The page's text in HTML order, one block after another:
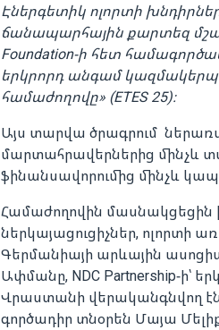
Էներգետիկ ոլորտի
ճանապարհային քարտեզ
Foundation-ի հետ
երկրորդ անգամ
համաժողովը» (ETES 25)։
Այս տարվա ծրագրում
մարտահրավերներից մինչև
ֆինանսավորումից մինչև
Համաժողովին
ներկայացուցիչներ, ոլորտի
Գերմանիայի արևային
Ափմանը, NDC Partnership-ի՝
Վրաստանի վերականգնվող
գործադիր տնօրեն Մայա